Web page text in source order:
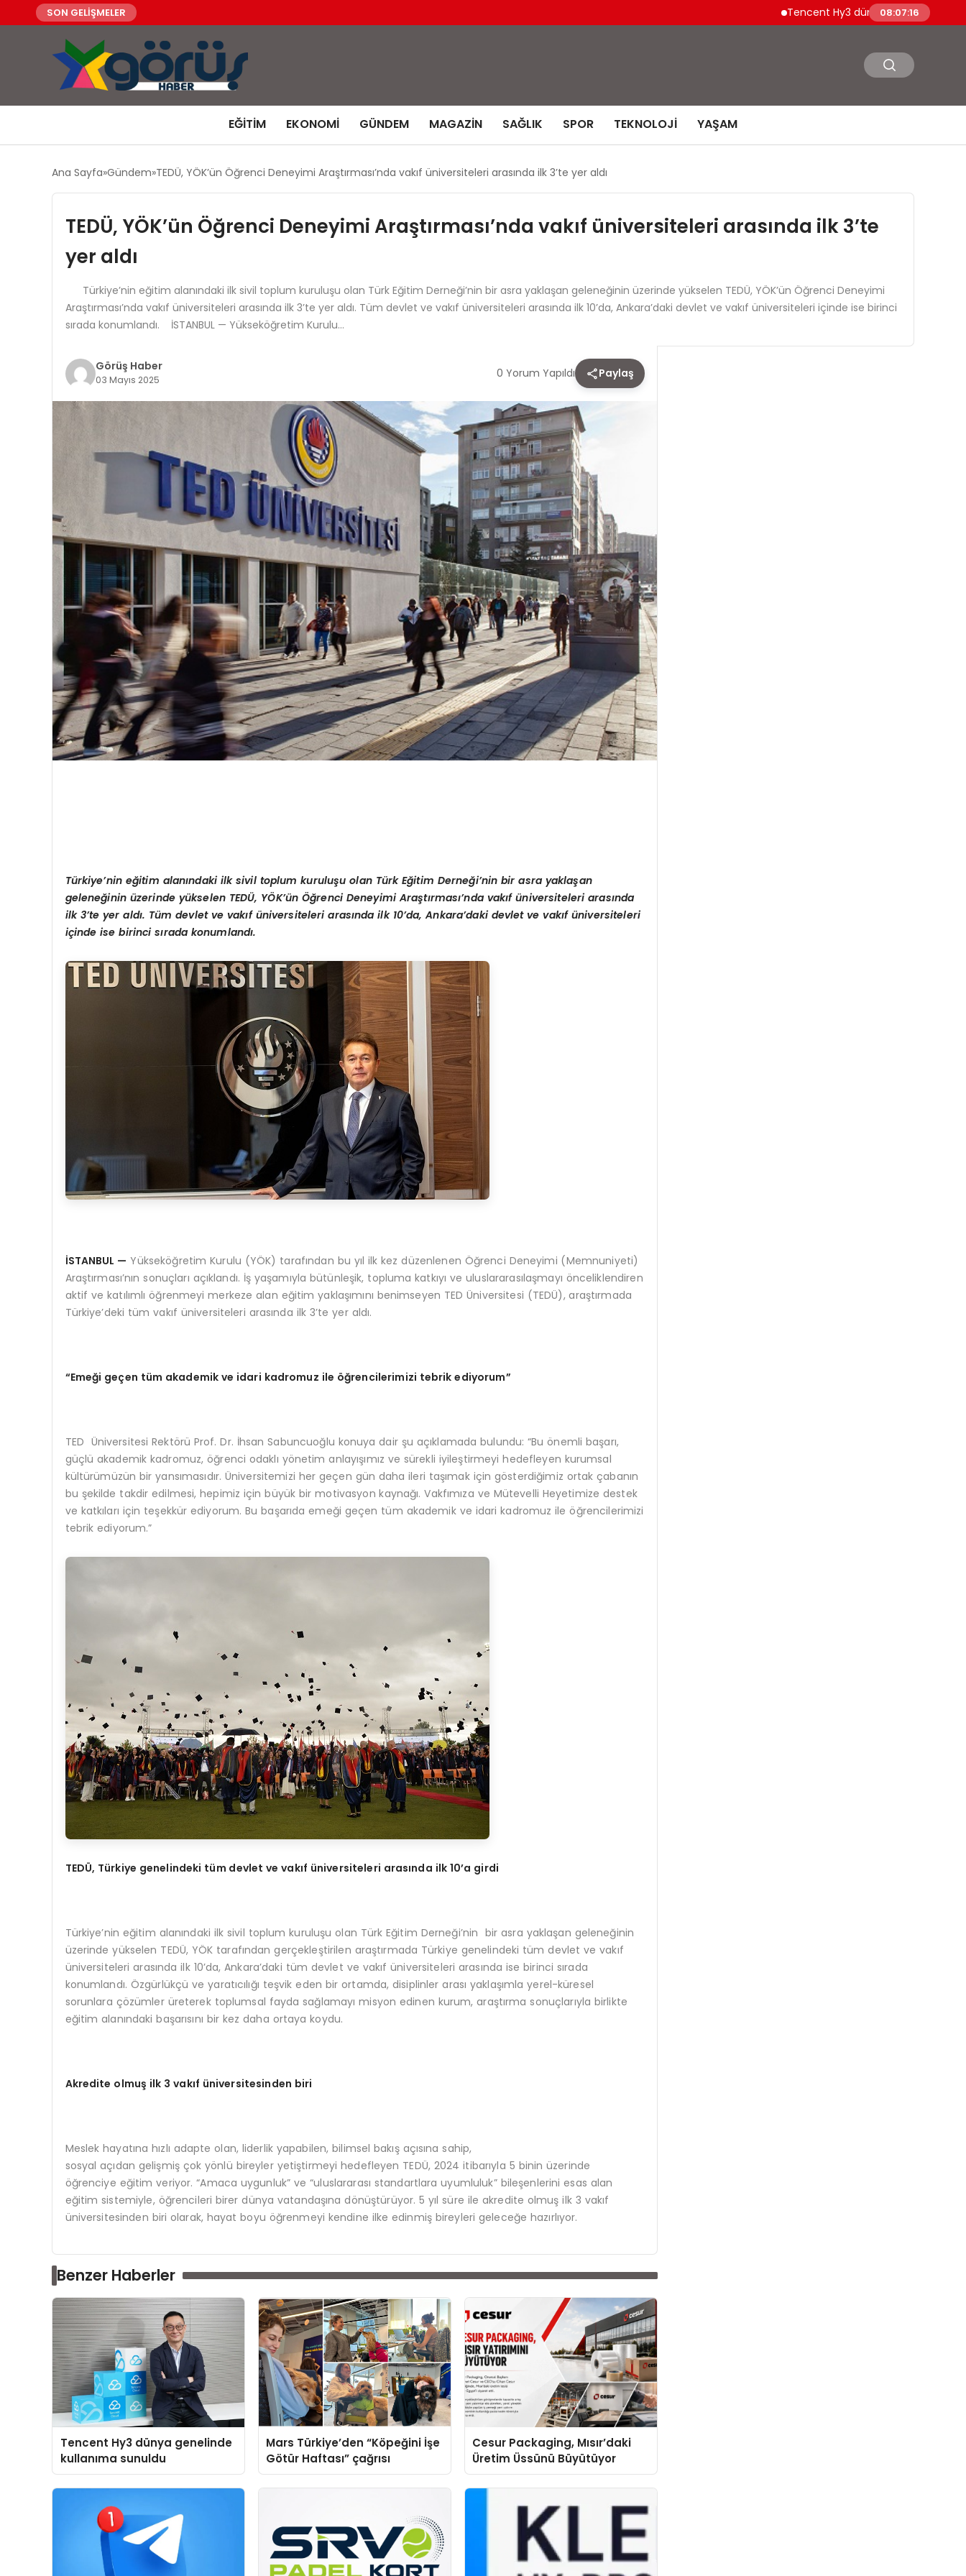
SON GELİŞMELER Tencent Hy3 dünya genelinde kullanıma
08:07:17
EĞITIM EKONOMI GÜNDEM MAGAZIN SAĞLIK SPOR TEKNOLOJI YAŞAM
Ana Sayfa Gündem TEDÜ, YÖK’ün Öğrenci Deneyimi Araştırması’nda vakıf üniversiteleri arasında ilk 3’te yer aldı
TEDÜ, YÖK’ün Öğrenci Deneyimi Araştırması’nda vakıf üniversiteleri arasında ilk 3’te
yer aldı
Türkiye’nin eğitim alanındaki ilk sivil toplum kuruluşu olan Türk Eğitim Derneği’nin bir asra yaklaşan geleneğinin üzerinde yükselen TEDÜ, YÖK’ün Öğrenci Deneyimi
Araştırması’nda vakıf üniversiteleri arasında ilk 3’te yer aldı. Tüm devlet ve vakıf üniversiteleri arasında ilk 10’da, Ankara’daki devlet ve vakıf üniversiteleri içinde ise birinci
sırada konumlandı. İSTANBUL — Yükseköğretim Kurulu…
Görüş Haber
03 Mayıs 2025 0 Yorum Yapıldı Paylaş
Türkiye’nin eğitim alanındaki ilk sivil toplum kuruluşu olan Türk Eğitim Derneği’nin bir asra yaklaşan
geleneğinin üzerinde yükselen TEDÜ, YÖK’ün Öğrenci Deneyimi Araştırması’nda vakıf üniversiteleri arasında
ilk 3’te yer aldı. Tüm devlet ve vakıf üniversiteleri arasında ilk 10’da, Ankara’daki devlet ve vakıf üniversiteleri
içinde ise birinci sırada konumlandı.
İSTANBUL — Yükseköğretim Kurulu (YÖK) tarafından bu yıl ilk kez düzenlenen Öğrenci Deneyimi (Memnuniyeti)
Araştırması’nın sonuçları açıklandı. İş yaşamıyla bütünleşik, topluma katkıyı ve uluslararasılaşmayı önceliklendiren
aktif ve katılımlı öğrenmeyi merkeze alan eğitim yaklaşımını benimseyen TED Üniversitesi (TEDÜ), araştırmada
Türkiye’deki tüm vakıf üniversiteleri arasında ilk 3’te yer aldı.
“Emeği geçen tüm akademik ve idari kadromuz ile öğrencilerimizi tebrik ediyorum”
TED Üniversitesi Rektörü Prof. Dr. İhsan Sabuncuoğlu konuya dair şu açıklamada bulundu: “Bu önemli başarı,
güçlü akademik kadromuz, öğrenci odaklı yönetim anlayışımız ve sürekli iyileştirmeyi hedefleyen kurumsal
kültürümüzün bir yansımasıdır. Üniversitemizi her geçen gün daha ileri taşımak için gösterdiğimiz ortak çabanın
bu şekilde takdir edilmesi, hepimiz için büyük bir motivasyon kaynağı. Vakfımıza ve Mütevelli Heyetimize destek
ve katkıları için teşekkür ediyorum. Bu başarıda emeği geçen tüm akademik ve idari kadromuz ile öğrencilerimizi
tebrik ediyorum.”
TEDÜ, Türkiye genelindeki tüm devlet ve vakıf üniversiteleri arasında ilk 10’a girdi
Türkiye’nin eğitim alanındaki ilk sivil toplum kuruluşu olan Türk Eğitim Derneği’nin bir asra yaklaşan geleneğinin
üzerinde yükselen TEDÜ, YÖK tarafından gerçekleştirilen araştırmada Türkiye genelindeki tüm devlet ve vakıf
üniversiteleri arasında ilk 10’da, Ankara’daki tüm devlet ve vakıf üniversiteleri arasında ise birinci sırada
konumlandı. Özgürlükçü ve yaratıcılığı teşvik eden bir ortamda, disiplinler arası yaklaşımla yerel-küresel
sorunlara çözümler üreterek toplumsal fayda sağlamayı misyon edinen kurum, araştırma sonuçlarıyla birlikte
eğitim alanındaki başarısını bir kez daha ortaya koydu.
Akredite olmuş ilk 3 vakıf üniversitesinden biri
Meslek hayatına hızlı adapte olan, liderlik yapabilen, bilimsel bakış açısına sahip,
sosyal açıdan gelişmiş çok yönlü bireyler yetiştirmeyi hedefleyen TEDÜ, 2024 itibarıyla 5 binin üzerinde
öğrenciye eğitim veriyor. “Amaca uygunluk” ve “uluslararası standartlara uyumluluk” bileşenlerini esas alan
eğitim sistemiyle, öğrencileri birer dünya vatandaşına dönüştürüyor. 5 yıl süre ile akredite olmuş ilk 3 vakıf
üniversitesinden biri olarak, hayat boyu öğrenmeyi kendine ilke edinmiş bireyleri geleceğe hazırlıyor.
Benzer Haberler
Tencent Hy3 dünya genelinde
kullanıma sunuldu
Mars Türkiye’den “Köpeğini İşe
Götür Haftası” çağrısı
Cesur Packaging, Mısır’daki
Üretim Üssünü Büyütüyor